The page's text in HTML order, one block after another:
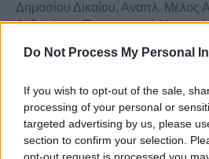
Do Not Process My Personal
If you wish to opt-out of the sale,
processing of your personal or
targeted advertising by us, please
section to confirm your selection.
opt-out request is processed you
Δημοσίου Δικαίου, Αναπλ. Μέλος
Δεδομένων Προσωπικού
Προσωπικά δεδομένα και
Σύμβουλος Ένωσης Εκδοτών
GDPRκαι μέτρηση διαδικτυακής
Ιωάννης ΖευγολατάκοςSenior